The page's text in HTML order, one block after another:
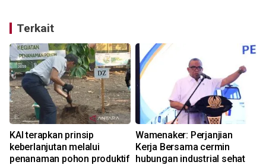
Terkait
KAI terapkan prinsip
keberlanjutan melalui
penanaman pohon produktif
Wamenaker: Perjanjian
Kerja Bersama cermin
hubungan industrial sehat